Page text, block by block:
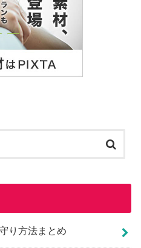
り方法まとめ